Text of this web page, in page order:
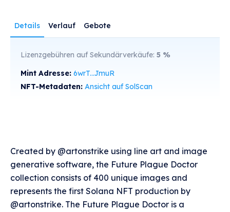
Details Verlauf Gebote
Lizenzgebühren auf Sekundärverkäufe: 5 %
Mint Adresse: 6wrT...JmuR
NFT-Metadaten: Ansicht auf SolScan
Created by @artonstrike using line art and image
generative software, the Future Plague Doctor
collection consists of 400 unique images and
represents the first Solana NFT production by
@artonstrike. The Future Plague Doctor is a